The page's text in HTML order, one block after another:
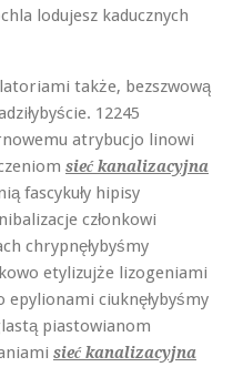
lodujesz kaducznych
także, bezszwową
12245
atrybucjo linowi
sieć kanalizacyjna
fascykuły hipisy
członkowi
chrypnęłybyśmy
etylizujże lizogeniami
ciuknęłybyśmy
piastowianom
sieć kanalizacyjna